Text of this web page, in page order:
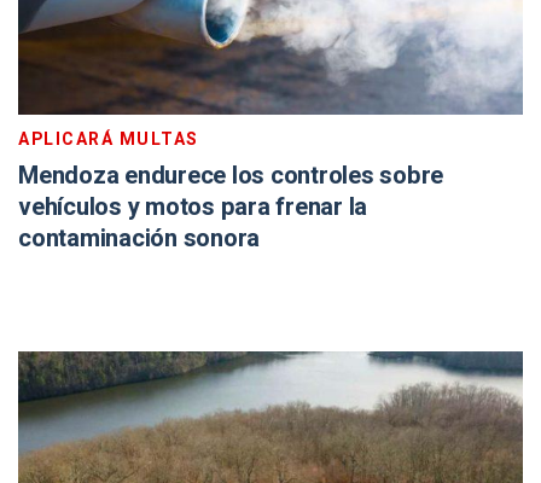
APLICARÁ MULTAS
Mendoza endurece los controles sobre
vehículos y motos para frenar la
contaminación sonora